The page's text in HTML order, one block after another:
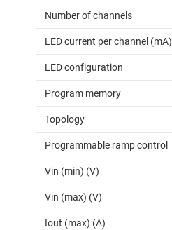
Number of channels
LED current per channel (mA)
LED configuration
Program memory
Topology
Programmable ramp control
Vin (min) (V)
Vin (max) (V)
Iout (max) (A)